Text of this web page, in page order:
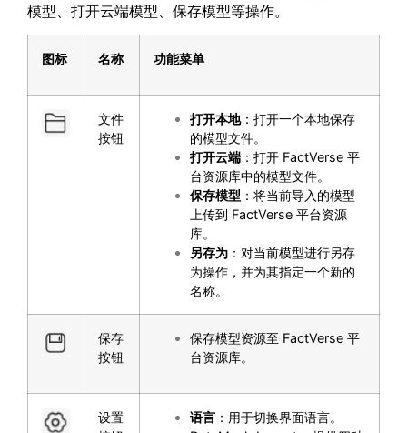
模型、打开云端模型、保存模型等操作。
图标 名称 功能菜单
文件
按钮
打开本地：打开一个本地保存
的模型文件。
打开云端 ：打开 FactVerse 平
台资源库中的模型文件。
保存模型 ：将当前导入的模型
上传到 FactVerse 平台资源
库。
另存为 ：对当前模型进行另存
为操作，并为其指定一个新的
名称。
保存
按钮
保存模型资源至 FactVerse 平
台资源库。
设置
语言 ：用于切换界面语言。